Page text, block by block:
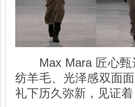
Max Mara 匠心甄
纺羊毛、光泽感双面
礼下历久弥新，见证